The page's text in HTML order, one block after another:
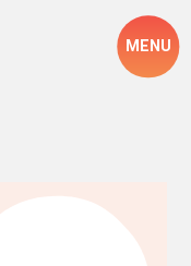
MENU